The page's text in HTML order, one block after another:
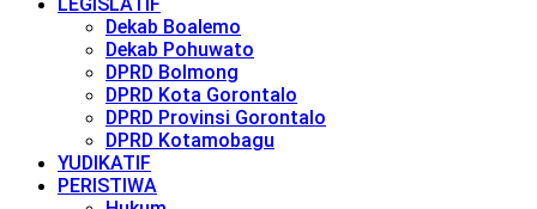
Dekab Boalemo
Dekab Pohuwato
DPRD Bolmong
DPRD Kota Gorontalo
DPRD Provinsi Gorontalo
DPRD Kotamobagu
YUDIKATIF
PERISTIWA